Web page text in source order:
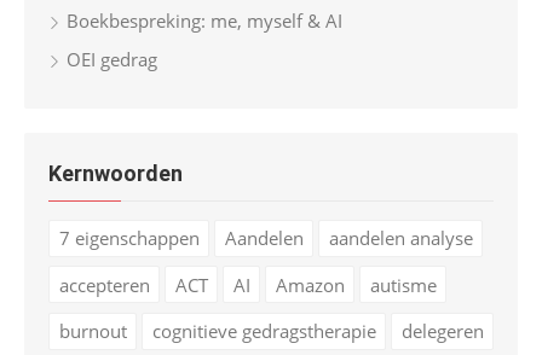
Boekbespreking: me, myself & AI
OEI gedrag
Kernwoorden
7 eigenschappen Aandelen
aandelen analyse
accepteren
ACT AI Amazon
autisme
burnout
cognitieve gedragstherapie
delegeren